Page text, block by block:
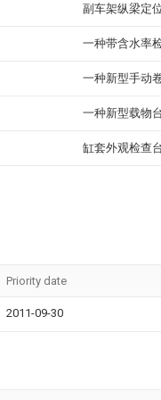
副车架纵梁定
一种带含水率
一种新型手动
一种新型载物
缸套外观检查
Priority date
2011-09-30